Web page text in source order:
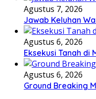
Agustus 7, 2026
Jawab Keluhan
Agustus 6, 2026
Eksekusi Tanah di
Agustus 6, 2026
Ground Breaking